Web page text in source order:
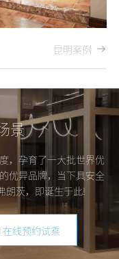
昆明案例
景
，孕育了一大批世界优
优异品牌，当下具安全
茨，即诞生于此!
在线预约试乘